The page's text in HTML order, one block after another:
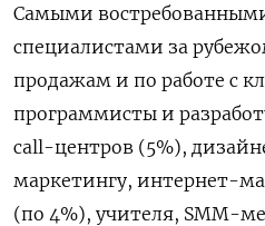
Самыми
специалистами за
продажам и по работе с
программисты и
call-центров (5%),
маркетингу, интернет-
(по 4%), учителя, SMM-